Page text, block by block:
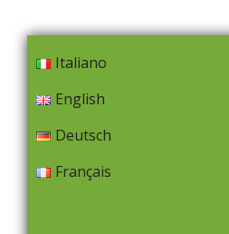
Italiano
English
Deutsch
Français